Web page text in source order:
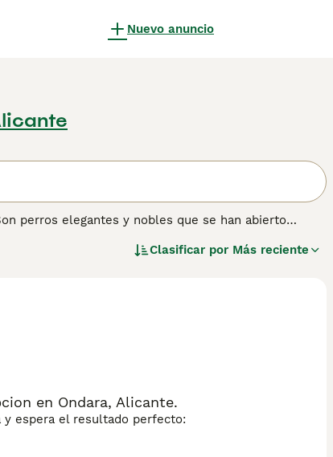
Nuevo anuncio
perros elegantes y nobles que se han abierto
y cualquiera que desee compartir su hogar con un
sobre esta raza de perro.
Clasificar por Más reciente
en Ondara, Alicante.
y espera el resultado perfecto: